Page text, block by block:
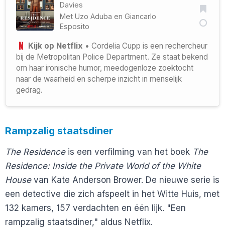
Davies
Met Uzo Aduba en Giancarlo
Esposito
Kijk op Netflix • Cordelia Cupp is een rechercheur
bij de Metropolitan Police Department. Ze staat bekend
om haar ironische humor, meedogenloze zoektocht
naar de waarheid en scherpe inzicht in menselijk
gedrag.
Rampzalig staatsdiner
The Residenceis een verfilming van het boek The
Residence: Inside the Private World of the White
Housevan Kate Anderson Brower. De nieuwe serie is
een detective die zich afspeelt in het Witte Huis, met
132 kamers, 157 verdachten en één lijk. "Een
rampzalig staatsdiner," aldus Netflix.